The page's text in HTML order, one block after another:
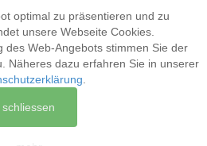
optimal zu präsentieren und zu
unsere Webseite Cookies.
des Web-Angebots stimmen Sie der
Näheres dazu erfahren Sie in unserer
schliessen